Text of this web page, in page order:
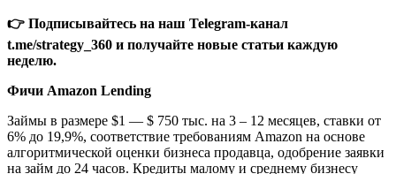
👉 Подписывайтесь на наш Telegram-канал
t.me/strategy_360 и получайте новые статьи каждую
неделю.
Фичи Amazon Lending
Займы в размере $1 — $ 750 тыс. на 3 – 12 месяцев, ставки от
6% до 19,9%, соответствие требованиям Amazon на основе
алгоритмической оценки бизнеса продавца, одобрение заявки
на займ до 24 часов. Кредиты малому и среднему бизнесу